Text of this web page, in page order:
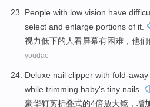
People with low vision have
select and enlarge portions of it.
视力低下的 人看屏幕有困难 ， 他们
youdao
Deluxe nail clipper with fold-away
while trimming baby's tiny nails.
豪华钉剪折叠式的4倍放大镜 ， 增